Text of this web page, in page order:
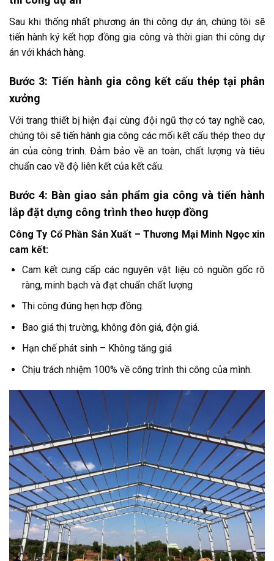
Sau khi thống nhất phương án thi công dự án, chúng tôi sẽ
tiến hành ký kết hợp đồng gia công và thời gian thi công dự
án với khách hàng.
Bước 3: Tiến hành gia công kết cấu thép tại phân
xưởng
Với trang thiết bị hiện đại cùng đội ngũ thợ có tay nghề cao,
chúng tôi sẽ tiến hành gia công các mối kết cấu thép theo dự
án của công trình. Đảm bảo về an toàn, chất lượng và tiêu
chuẩn cao về độ liên kết của kết cấu.
Bước 4: Bàn giao sản phẩm gia công và tiến hành
lắp đặt dựng công trình theo hượp đồng
Công Ty Cổ Phần Sản Xuất – Thương Mại Minh Ngọc xin
cam kết:
Cam kết cung cấp các nguyên vật liệu có nguồn gốc rõ
ràng, minh bạch và đạt chuẩn chất lượng
Thi công đúng hẹn hợp đồng.
Bao giá thị trường, không đôn giá, độn giá.
Hạn chế phát sinh – Không tăng giá
Chịu trách nhiệm 100% về công trình thi công của mình.